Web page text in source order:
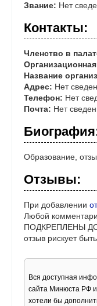
Звание: Нет
Контакты:
Членство в
Название
Адрес: Нет
Телефон: Нет
Почта: Нет
Образование,
Отзывы:
При добавлении
Любой
ПОДКРЕПЛЕНЫ
отзыв рискует
Вся доступная
сайта Минюста РФ
хотели бы